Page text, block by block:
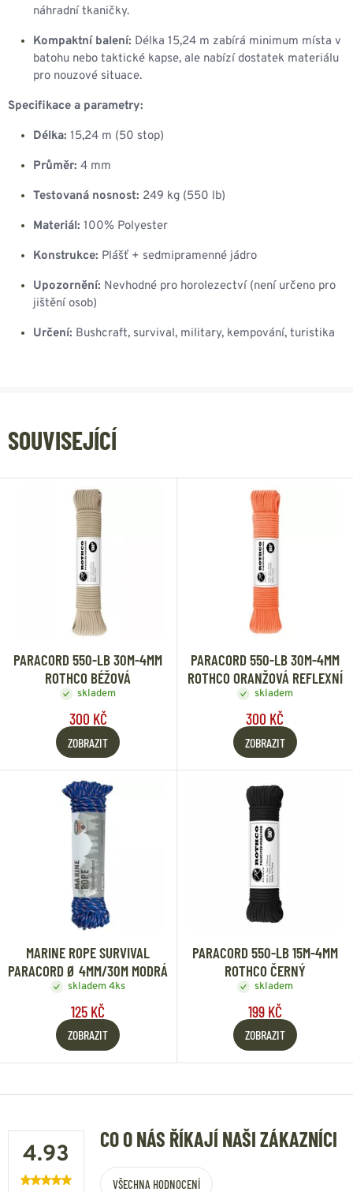
náhradní tkaničky.
Kompaktní balení: Délka 15,24 m zabírá minimum místa v
batohu nebo taktické kapse, ale nabízí dostatek materiálu
pro nouzové situace.
Specifikace a parametry:
Délka: 15,24 m (50 stop)
Průměr: 4 mm
Testovaná nosnost: 249 kg (550 lb)
Materiál: 100% Polyester
Konstrukce: Plášť + sedmipramenné jádro
Upozornění: Nevhodné pro horolezectví (není určeno pro
jištění osob)
Určení: Bushcraft, survival, military, kempování, turistika
SOUVISEJÍCÍ
PARACORD 550-LB 30M-4MM
ROTHCO BÉŽOVÁ
skladem
300 KČ
ZOBRAZIT
PARACORD 550-LB 30M-4MM
ROTHCO ORANŽOVÁ REFLEXNÍ
skladem
300 KČ
ZOBRAZIT
MARINE ROPE SURVIVAL
PARACORD Ø 4MM/30M MODRÁ
skladem 4ks
125 KČ
ZOBRAZIT
PARACORD 550-LB 15M-4MM
ROTHCO ČERNÝ
skladem
199 KČ
ZOBRAZIT
4.93
CO O NÁS ŘÍKAJÍ NAŠI ZÁKAZNÍCI
VŠECHNA HODNOCENÍ